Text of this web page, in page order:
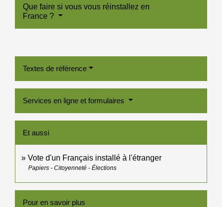
Que faire si vous vous réinstallez en
France ?
Textes de référence
Services en ligne et formulaires
Et aussi
Vote d'un Français installé à l'étranger
Papiers - Citoyenneté - Élections
Pour en savoir plus